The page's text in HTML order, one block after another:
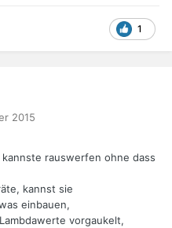
1
2015
rauswerfen ohne dass
kannst sie
einbauen,
vorgaukelt,